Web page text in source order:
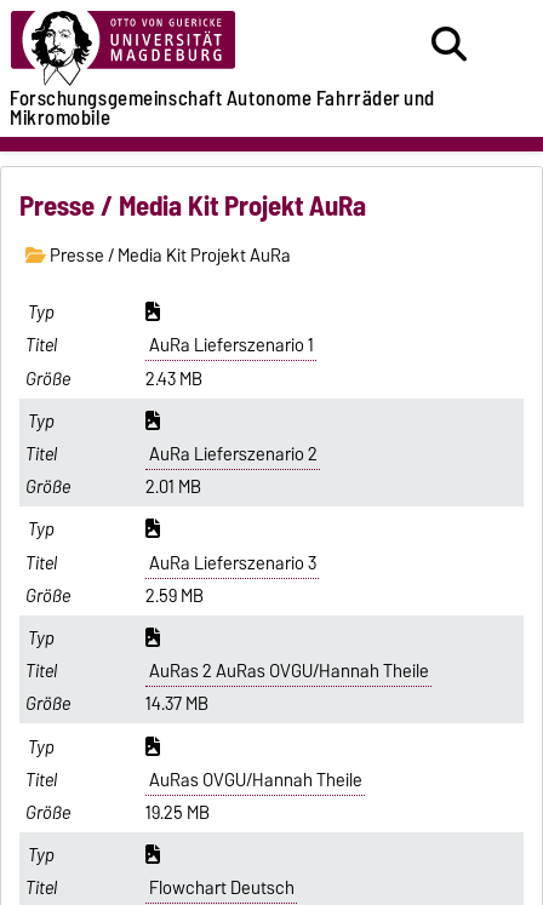
ForschungsgemeinschaftAutonome Fahrräderund
Mikromobile
Presse / Media Kit Projekt AuRa
Presse / Media Kit Projekt AuRa
AuRa Lieferszenario 1
2.43 MB
AuRa Lieferszenario 2
2.01 MB
AuRa Lieferszenario 3
2.59 MB
AuRas 2 AuRas OVGU/Hannah Theile
14.37 MB
AuRas OVGU/Hannah Theile
19.25 MB
Flowchart Deutsch